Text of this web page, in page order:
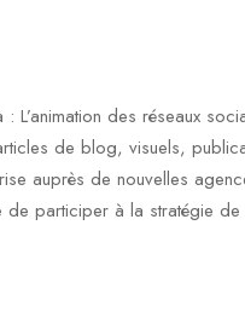
L’animation des réseaux
de blog, visuels,
auprès de nouvelles
participer à la stratégie